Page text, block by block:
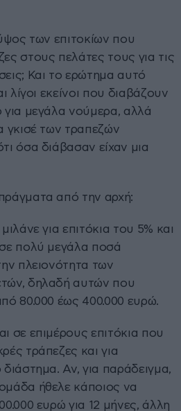
των επιτοκίων που
στους πελάτες τους για τις
Και το ερώτημα αυτό
λίγοι εκείνοι που διαβάζουν
για μεγάλα νούμερα, αλλά
γκισέ των τραπεζών
όσα διάβασαν είχαν μια
από την αρχή:
για επιτόκια του 5% και
πολύ μεγάλα ποσά
πλειονότητα των
δηλαδή αυτών που
80.000 έως 400.000 ευρώ.
σε επιμέρους επιτόκια που
τράπεζες και για
Αν, για παράδειγμα,
ήθελε κάποιος να
ευρώ για 12 μήνες, άλλη